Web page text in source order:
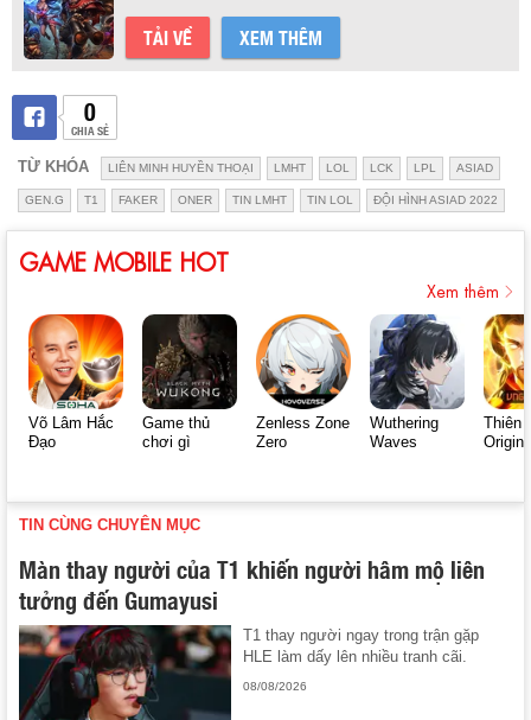
TẢI VỀ XEM THÊM
0
CHIA SẺ
TỪ KHÓA LIÊN MINH HUYỀN THOẠI LMHT LOL LCK LPL ASIAD
GEN.G T1 FAKER ONER TIN LMHT TIN LOL ĐỘI HÌNH ASIAD 2022
GAME MOBILE HOT
Xem thêm
Võ Lâm Hắc
Đạo
Game thủ
chơi gì
Zenless Zone
Zero
Wuthering
Waves
Thiên
Origin
TIN CÙNG CHUYÊN MỤC
Màn thay người của T1 khiến người hâm mộ liên
tưởng đến Gumayusi
T1 thay người ngay trong trận gặp
HLE làm dấy lên nhiều tranh cãi.
08/08/2026